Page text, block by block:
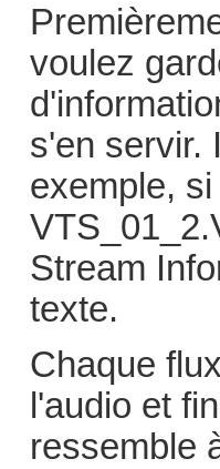
voulez
s'en servir.
exemple,
Stream
texte.
Chaque
l'audio et
ressemble